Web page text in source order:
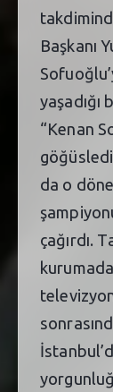
Başkanı
yaşadığı
“Kenan
da o
çağırdı.